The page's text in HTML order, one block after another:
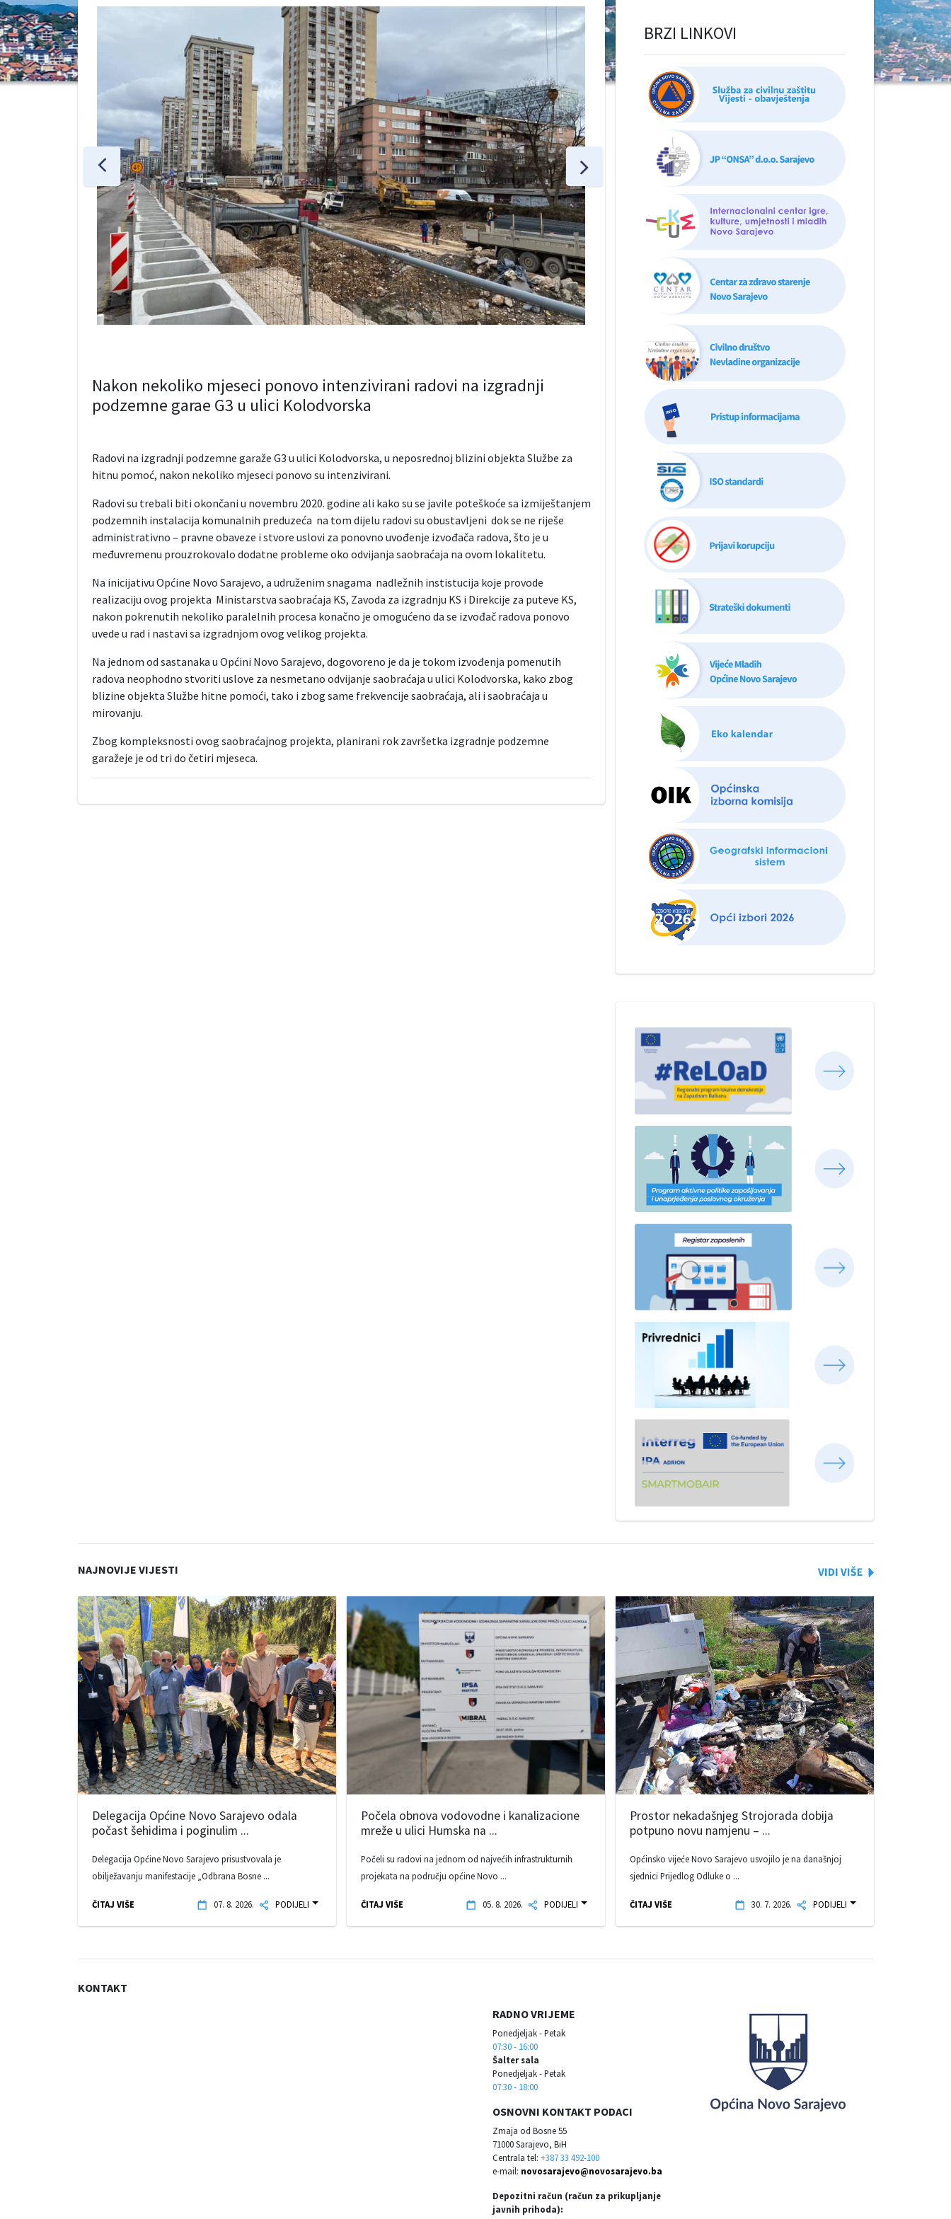
Nakon nekoliko mjeseci ponovo intenzivirani radovi na izgradnji
podzemne garae G3 u ulici Kolodvorska
Radovi na izgradnji podzemne garaže G3 u ulici Kolodvorska, u neposrednoj blizini objekta Službe za
hitnu pomoć, nakon nekoliko mjeseci ponovo su intenzivirani.
Radovi su trebali biti okončani u novembru 2020. godine ali kako su se javile poteškoće sa izmiještanjem
podzemnih instalacija komunalnih preduzeća na tom dijelu radovi su obustavljeni dok se ne riješe
administrativno – pravne obaveze i stvore uslovi za ponovno uvođenje izvođača radova, što je u
međuvremenu prouzrokovalo dodatne probleme oko odvijanja saobraćaja na ovom lokalitetu.
Na inicijativu Općine Novo Sarajevo, a udruženim snagama nadležnih instistucija koje provode
realizaciju ovog projekta Ministarstva saobraćaja KS, Zavoda za izgradnju KS i Direkcije za puteve KS,
nakon pokrenutih nekoliko paralelnih procesa konačno je omogućeno da se izvođač radova ponovo
uvede u rad i nastavi sa izgradnjom ovog velikog projekta.
Na jednom od sastanaka u Općini Novo Sarajevo, dogovoreno je da je tokom izvođenja pomenutih
radova neophodno stvoriti uslove za nesmetano odvijanje saobraćaja u ulici Kolodvorska, kako zbog
blizine objekta Službe hitne pomoći, tako i zbog same frekvencije saobraćaja, ali i saobraćaja u
mirovanju.
Zbog kompleksnosti ovog saobraćajnog projekta, planirani rok završetka izgradnje podzemne
garažeje je od tri do četiri mjeseca.
BRZI LINKOVI
NAJNOVIJE VIJESTI
Delegacija Općine Novo Sarajevo odala
počast šehidima i poginulim ...
Delegacija Općine Novo Sarajevo prisustvovala je
obilježavanju manifestacije „Odbrana Bosne ...
ČITAJ VIŠE 07. 8. 2026. PODIJELI
Počela obnova vodovodne i kanalizacione
mreže u ulici Humska na ...
Počeli su radovi na jednom od najvećih infrastrukturnih
projekata na području općine Novo ...
ČITAJ VIŠE 05. 8. 2026. PODIJELI
Prostor nekadašnjeg Strojorada dobija
potpuno novu namjenu – ...
Općinsko vijeće Novo Sarajevo usvojilo je na današnjoj
sjednici Prijedlog Odluke o ...
ČITAJ VIŠE 30. 7. 2026. PODIJELI
KONTAKT
RADNO VRIJEME
Ponedjeljak - Petak
07:30 - 16:00
Šalter sala
Ponedjeljak - Petak
07:30 - 18:00
OSNOVNI KONTAKT PODACI
Zmaja od Bosne 55
71000 Sarajevo, BiH
Centrala tel: +387 33 492-100
e-mail: novosarajevo@novosarajevo.ba
Depozitni račun (račun za prikupljanje
javnih prihoda):